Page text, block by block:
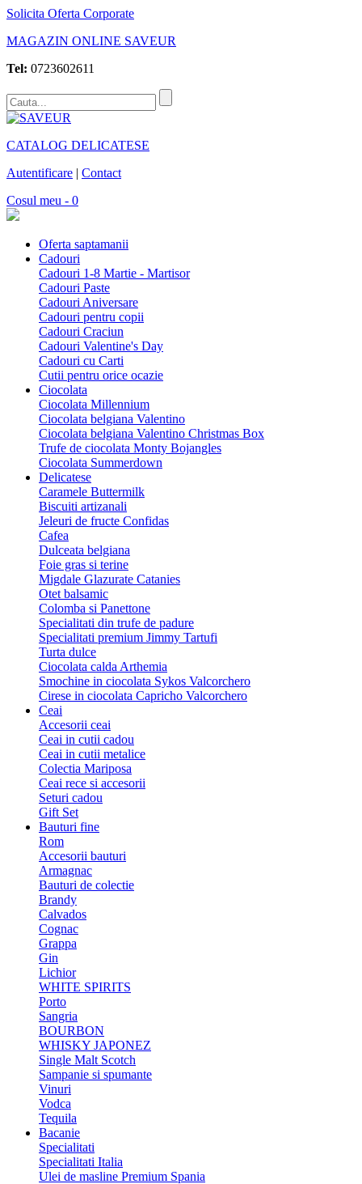
Solicita Oferta Corporate
MAGAZIN ONLINE SAVEUR
Tel: 0723602611
CATALOG DELICATESE
Autentificare | Contact
Cosul meu - 0
Oferta saptamanii
Cadouri
Cadouri 1-8 Martie - Martisor
Cadouri Paste
Cadouri Aniversare
Cadouri pentru copii
Cadouri Craciun
Cadouri Valentine's Day
Cadouri cu Carti
Cutii pentru orice ocazie
Ciocolata
Ciocolata Millennium
Ciocolata belgiana Valentino
Ciocolata belgiana Valentino Christmas Box
Trufe de ciocolata Monty Bojangles
Ciocolata Summerdown
Delicatese
Caramele Buttermilk
Biscuiti artizanali
Jeleuri de fructe Confidas
Cafea
Dulceata belgiana
Foie gras si terine
Migdale Glazurate Catanies
Otet balsamic
Colomba si Panettone
Specialitati din trufe de padure
Specialitati premium Jimmy Tartufi
Turta dulce
Ciocolata calda Arthemia
Smochine in ciocolata Sykos Valcorchero
Cirese in ciocolata Capricho Valcorchero
Ceai
Accesorii ceai
Ceai in cutii cadou
Ceai in cutii metalice
Colectia Mariposa
Ceai rece si accesorii
Seturi cadou
Gift Set
Bauturi fine
Rom
Accesorii bauturi
Armagnac
Bauturi de colectie
Brandy
Calvados
Cognac
Grappa
Gin
Lichior
WHITE SPIRITS
Porto
Sangria
BOURBON
WHISKY JAPONEZ
Single Malt Scotch
Sampanie si spumante
Vinuri
Vodca
Tequila
Bacanie
Specialitati
Specialitati Italia
Ulei de masline Premium Spania